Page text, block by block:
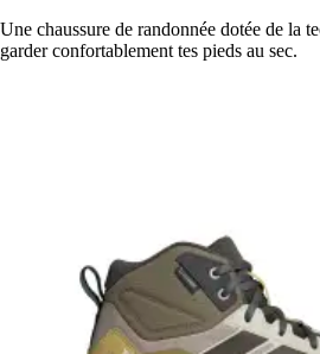
Une chaussure de randonnée dotée de la
garder confortablement tes pieds au sec.